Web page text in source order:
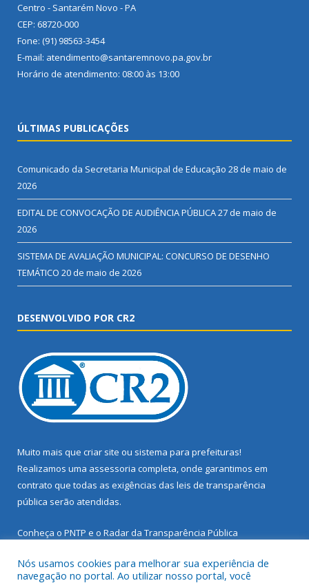
Centro - Santarém Novo - PA
CEP: 68720-000
Fone: (91) 98563-3454
E-mail: atendimento@santaremnovo.pa.gov.br
Horário de atendimento: 08:00 às 13:00
ÚLTIMAS PUBLICAÇÕES
Comunicado da Secretaria Municipal de Educação 28 de maio de
2026
EDITAL DE CONVOCAÇÃO DE AUDIÊNCIA PÚBLICA27 de maio de
2026
SISTEMA DE AVALIAÇÃO MUNICIPAL: CONCURSO DE DESENHO
TEMÁTICO 20 de maio de 2026
DESENVOLVIDO POR CR2
Muito mais que criar site ou sistema para prefeituras!
Realizamos uma assessoria completa, onde garantimos em
contrato que todas as exigências das leis de transparência
pública serão atendidas.
Conheça o PNTP e o Radar da Transparência Pública
Nós usamos cookies para melhorar sua experiência de
navegação no portal. Ao utilizar nosso portal, você